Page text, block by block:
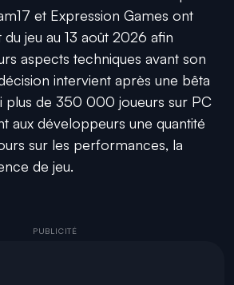
et Expression Games ont
jeu au 13 août 2026 afin
aspects techniques avant son
intervient après une bêta
plus de 350 000 joueurs sur PC
aux développeurs une quantité
sur les performances, la
de jeu.